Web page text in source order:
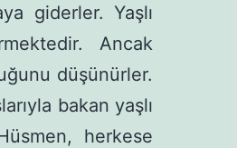
giderler. Yaşlı
Ancak
düşünürler.
bakan yaşlı
herkese